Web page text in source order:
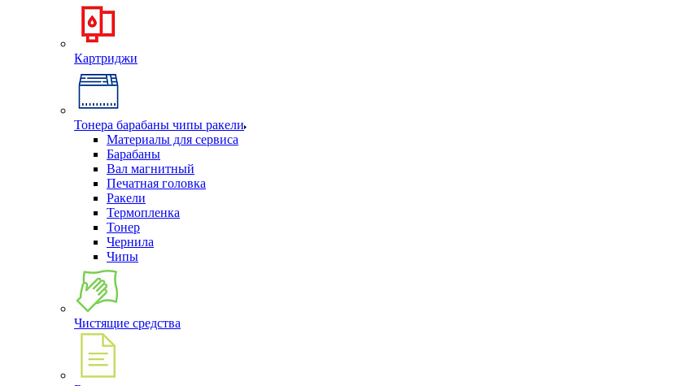
Картриджи
Тонера барабаны чипы ракели
Материалы для сервиса
Барабаны
Вал магнитный
Печатная головка
Ракели
Термопленка
Тонер
Чернила
Чипы
Чистящие средства